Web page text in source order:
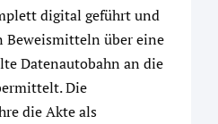
digital geführt und
über eine
Datenautobahn an die
Die
die Akte als